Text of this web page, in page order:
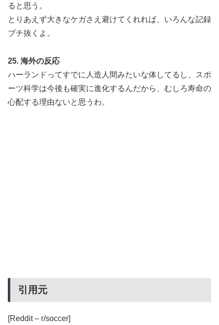
ると思う。
とりあえず大きなケガさえ避けてくれれば、いろんな記録
ブチ抜くよ。
25. 海外の反応
ハーランドってすでに人造人間みたいな体してるし、スポ
ーツ科学は今後も確実に進化するんだから、むしろ寿命の
心配する理由ないと思うわ。
引用元
[Reddit – r/soccer]